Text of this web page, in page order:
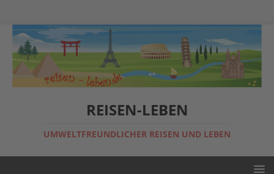
REISEN-LEBEN
UMWELTFREUNDLICHER REISEN UND LEBEN